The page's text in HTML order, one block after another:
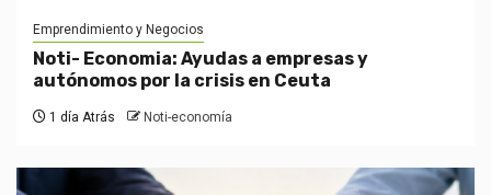
Emprendimiento y Negocios
Noti- Economia: Ayudas a empresas y
autónomos por la crisis en Ceuta
1 día Atrás Noti-economía